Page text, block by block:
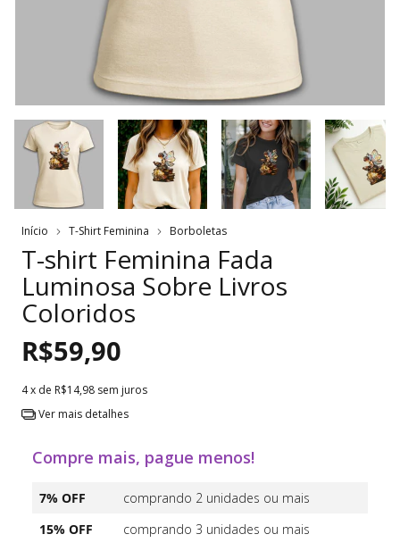
Início T-Shirt Feminina Borboletas
T-shirt Feminina Fada
Luminosa Sobre Livros
Coloridos
R$59,90
4x de R$14,98 sem juros
Ver mais detalhes
Compre mais, pague menos!
7% OFF
comprando 2 unidades ou mais
15% OFF
comprando 3 unidades ou mais